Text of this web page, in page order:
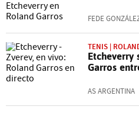
FEDE
TENIS |
Etcheverry
Garros
AS ARGENTINA